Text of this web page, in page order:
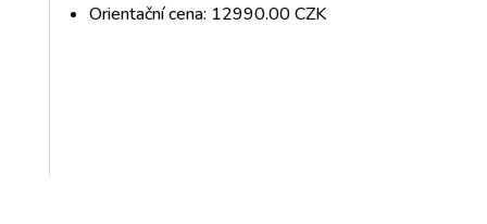
Orientační cena: 12990.00 CZK